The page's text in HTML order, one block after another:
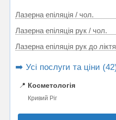
Лазерна епіляція / чол.
Лазерна епіляція рук / чол.
Лазерна епіляція рук до
➡️ Усі послуги та ціни
📍 Косметологія
Кривий Ріг